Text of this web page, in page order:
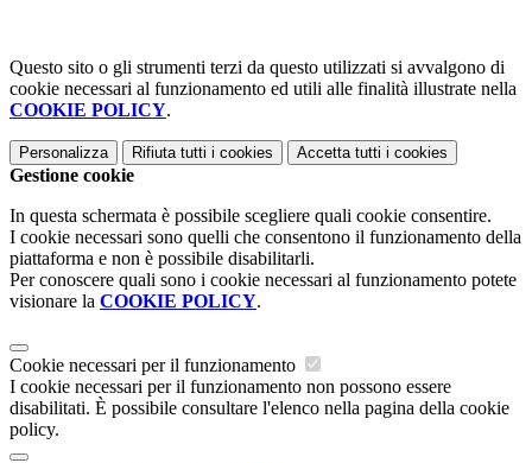
Questo sito o gli strumenti terzi da questo utilizzati si avvalgono di
cookie necessari al funzionamento ed utili alle finalità illustrate nella
COOKIE POLICY.
Personalizza Rifiuta tutti i cookies Accetta tutti i cookies
Gestione cookie
In questa schermata è possibile scegliere quali cookie consentire.
I cookie necessari sono quelli che consentono il funzionamento della
piattaforma e non è possibile disabilitarli.
Per conoscere quali sono i cookie necessari al funzionamento potete
visionare la COOKIE POLICY.
Cookie necessari per il funzionamento
I cookie necessari per il funzionamento non possono essere
disabilitati. È possibile consultare l'elenco nella pagina della cookie
policy.